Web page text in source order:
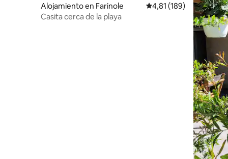
Alojamiento en Farinole Calificación promedio:
4,81 (189)
Casita cerca de la playa